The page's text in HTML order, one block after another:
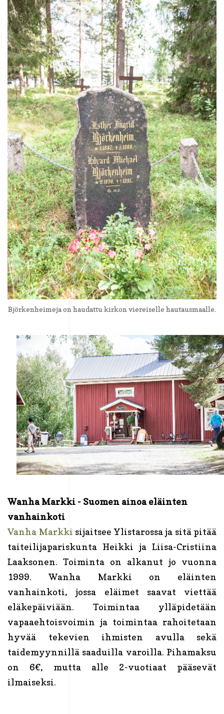
Björkenheimeja on haudattu kirkon viereiselle hautausmaalle.
Wanha Markki - Suomen ainoa eläinten
vanhainkoti
Vanha Markki sijaitsee Ylistarossa ja sitä pitää
taiteilijapariskunta Heikki ja Liisa-Cristiina
Laaksonen. Toiminta on alkanut jo vuonna
1999. Wanha Markki on eläinten
vanhainkoti, jossa eläimet saavat viettää
eläkepäiviään. Toimintaa ylläpidetään
vapaaehtoisvoimin ja toimintaa rahoitetaan
hyvää tekevien ihmisten avulla sekä
taidemyynnillä saaduilla varoilla. Pihamaksu
on 6€, mutta alle 2-vuotiaat pääsevät
ilmaiseksi.